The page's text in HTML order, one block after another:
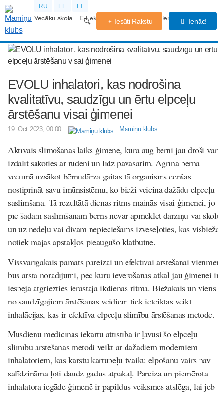
RU EE LT
Vecāku skola E-Lekcijas Grūtniecības kalendārs Forums
Iesūti Rakstu Ienāc!
EVOLU inhalatori, kas nodrošina
kvalitatīvu, saudzīgu un ērtu elpceļu
ārstēšanu visai ģimenei
19. Oct 2023, 00:00 Māmiņu klubs
Aktīvais slimošanas laiks ģimenē, kurā aug bērni jau droši var
izdalīt sākoties ar rudeni un līdz pavasarim. Agrīnā bērna
vecumā uzsākot bērnudārza gaitas tā organisms cenšas
nostiprināt savu imūnsistēmu, ko bieži veicina dažādu elpceļu
saslimšana. Tā rezultātā dienas ritms mainās visai ģimenei, jo
pie šādām saslimšanām bērns nevar apmeklēt dārziņu vai
un uz nedēļu vai divām nepieciešams izveseļoties, kas
notiek mājas apstākļos pieaugušo klātbūtnē.
Vissvarīgākais pamats pareizai un efektīvai ārstēšanai
būs ārsta norādījumi, pēc kuru ievērošanas atkal jau ģimenei
iespēja atgriezties ierastajā ikdienas ritmā. Biežākais un viens
no saudzīgajiem ārstēšanas veidiem tiek ieteiktas veikt
inhalācijas, kas ir efektīva elpceļu slimību ārstēšanas metode.
Mūsdienu medicīnas iekārtu attīstība ir ļāvusi šo elpceļu
slimību ārstēšanas metodi veikt ar dažādiem moderniem
inhalatoriem, kas karstu kartupeļu tvaiku elpošanu vairs nav
salīdzināma ļoti daudz gadus atpakaļ. Pareiza un piemērota
inhalatora iegāde ģimenē ir papildus veiksmes atslēga, lai jeb